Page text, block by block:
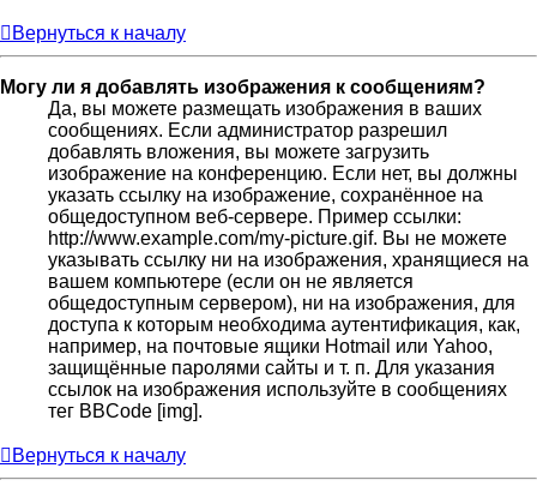
Вернуться к началу
Могу ли я добавлять изображения к сообщениям?
Да, вы можете размещать изображения в ваших
сообщениях. Если администратор разрешил
добавлять вложения, вы можете загрузить
изображение на конференцию. Если нет, вы должны
указать ссылку на изображение, сохранённое на
общедоступном веб-сервере. Пример ссылки:
http://www.example.com/my-picture.gif. Вы не можете
указывать ссылку ни на изображения, хранящиеся на
вашем компьютере (если он не является
общедоступным сервером), ни на изображения, для
доступа к которым необходима аутентификация, как,
например, на почтовые ящики Hotmail или Yahoo,
защищённые паролями сайты и т. п. Для указания
ссылок на изображения используйте в сообщениях
тег BBCode [img].
Вернуться к началу